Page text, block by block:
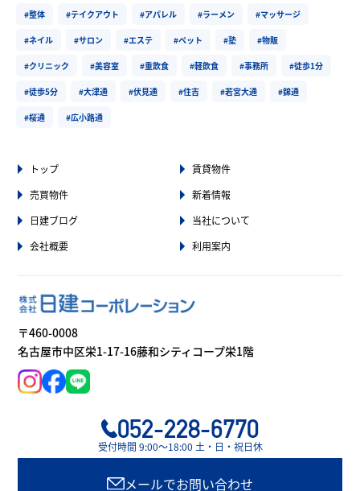
#整体 #テイクアウト #アパレル #ラーメン #マッサージ
#ネイル #サロン #エステ #ペット #塾 #物販
#クリニック #美容室 #重飲食 #軽飲食 #事務所 #徒歩1分
#徒歩5分 #大津通 #伏見通 #住吉 #若宮大通 #錦通
#桜通 #広小路通
トップ
賃貸物件
売買物件
新着情報
日建ブログ
当社について
会社概要
利用案内
〒460-0008
名古屋市中区栄1-17-16藤和シティコープ栄1階
052-228-6770
受付時間 9:00〜18:00 土・日・祝日休
メールでお問い合わせ